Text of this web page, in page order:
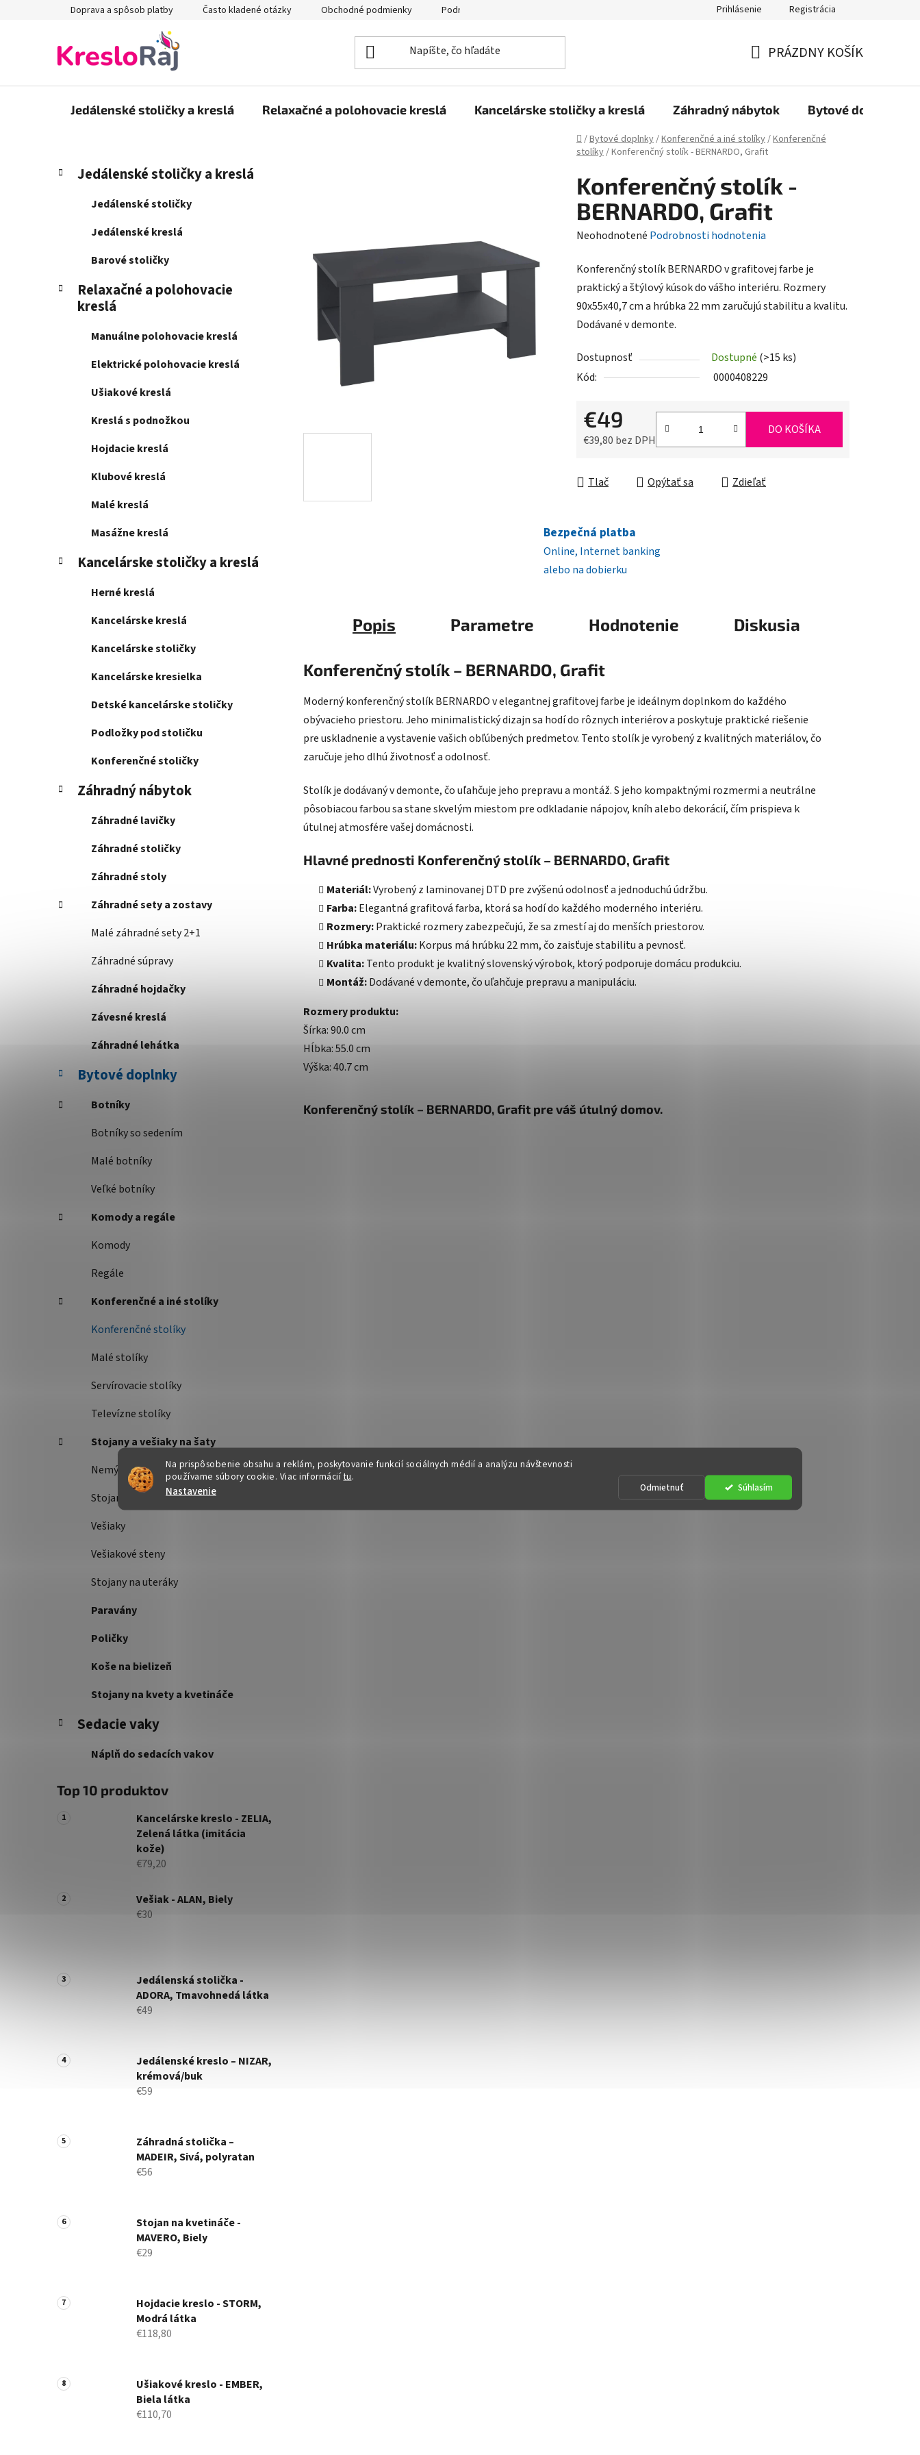
Na prispôsobenie obsahu a reklám, poskytovanie funkcií sociálnych médií a analýzu návštevnosti
používame súbory cookie. Viac informáciítu.
Nastavenie Odmietnuť Súhlasím
Doprava a spôsob platby Často kladené otázky Obchodné podmienky Podmienky ochrany osobných údajov Reklamačný poriadok, Záručné podmienky Reklamačný formulár
Prihlásenie Registrácia
KOŠÍK
PRÁZDNY KOŠÍK
Jedálenské stoličky a kreslá Relaxačné a polohovacie kreslá Kancelárske stoličky a kreslá Záhradný nábytok Bytové doplnky
Domov
/Bytové doplnky/Konferenčné a iné stolíky/Konferenčné
stolíky/Konferenčný stolík - BERNARDO, Grafit
B
n
Preskočiť
kategórie
K
a
e
Jedálenské stoličky a kreslá
Jedálenské stoličky
Jedálenské kreslá
Barové stoličky
Relaxačné a polohovacie
kreslá
Manuálne polohovacie kreslá
Elektrické polohovacie kreslá
Ušiakové kreslá
Kreslá s podnožkou
Hojdacie kreslá
Klubové kreslá
Malé kreslá
Masážne kreslá
Kancelárske stoličky a kreslá
Herné kreslá
Kancelárske kreslá
Kancelárske stoličky
Kancelárske kresielka
Detské kancelárske stoličky
Podložky pod stoličku
Konferenčné stoličky
Záhradný nábytok
Záhradné lavičky
Záhradné stoličky
Záhradné stoly
Záhradné sety a zostavy
Malé záhradné sety 2+1
Záhradné súpravy
Záhradné hojdačky
Závesné kreslá
Záhradné lehátka
Bytové doplnky
Botníky
Botníky so sedením
Malé botníky
Veľké botníky
Komody a regále
Komody
Regále
Konferenčné a iné stolíky
Konferenčné stolíky
Malé stolíky
Servírovacie stolíky
Televízne stolíky
Stojany a vešiaky na šaty
Nemý sluha
Stojany na šaty
Vešiaky
Vešiakové steny
Stojany na uteráky
Paravány
Poličky
Koše na bielizeň
Stojany na kvety a kvetináče
Sedacie vaky
Náplň do sedacích vakov
Top 10 produktov
Kancelárske kreslo - ZELIA,
Zelená látka (imitácia
kože)
€79,20
Vešiak - ALAN, Biely
€30
Jedálenská stolička -
ADORA, Tmavohnedá látka
€49
Jedálenské kreslo – NIZAR,
krémová/buk
€59
Záhradná stolička –
MADEIR, Sivá, polyratan
€56
Stojan na kvetináče -
MAVERO, Biely
€29
Hojdacie kreslo - STORM,
Modrá látka
€118,80
Ušiakové kreslo - EMBER,
Biela látka
€110,70
Konferenčný stolík -
BERNARDO, Grafit
Priemerné
produktu
je
0,0
z
hviezdičiek.
Neohodnotené Podrobnosti hodnotenia
Konferenčný stolík BERNARDO v grafitovej farbe je
praktický a štýlový kúsok do vášho interiéru. Rozmery
90x55x40,7 cm a hrúbka 22 mm zaručujú stabilitu a kvalitu.
Dodávané v demonte.
Dostupnosť Dostupné (>15 ks)
Kód:
0000408229
€49
€39,80 bez DPH
DO KOŠÍKA
Tlač Opýtať sa Zdieľať
Bezpečná platba
Online, Internet banking
alebo na dobierku
Popis Parametre Hodnotenie Diskusia
Konferenčný stolík – BERNARDO, Grafit
Moderný konferenčný stolík BERNARDO v elegantnej grafitovej farbe je ideálnym doplnkom do každého
obývacieho priestoru. Jeho minimalistický dizajn sa hodí do rôznych interiérov a poskytuje praktické riešenie
pre uskladnenie a vystavenie vašich obľúbených predmetov. Tento stolík je vyrobený z kvalitných materiálov, čo
zaručuje jeho dlhú životnosť a odolnosť.
Stolík je dodávaný v demonte, čo uľahčuje jeho prepravu a montáž. S jeho kompaktnými rozmermi a neutrálne
pôsobiacou farbou sa stane skvelým miestom pre odkladanie nápojov, kníh alebo dekorácií, čím prispieva k
útulnej atmosfére vašej domácnosti.
Hlavné prednosti Konferenčný stolík – BERNARDO, Grafit
Materiál:Vyrobený z laminovanej DTD pre zvýšenú odolnosť a jednoduchú údržbu.
Farba:Elegantná grafitová farba, ktorá sa hodí do každého moderného interiéru.
Rozmery:Praktické rozmery zabezpečujú, že sa zmestí aj do menších priestorov.
Hrúbka materiálu:Korpus má hrúbku 22 mm, čo zaisťuje stabilitu a pevnosť.
Kvalita:Tento produkt je kvalitný slovenský výrobok, ktorý podporuje domácu produkciu.
Montáž:Dodávané v demonte, čo uľahčuje prepravu a manipuláciu.
Rozmery produktu:
Šírka: 90.0 cm
Hĺbka: 55.0 cm
Výška: 40.7 cm
Konferenčný stolík – BERNARDO, Grafit pre váš útulný domov.